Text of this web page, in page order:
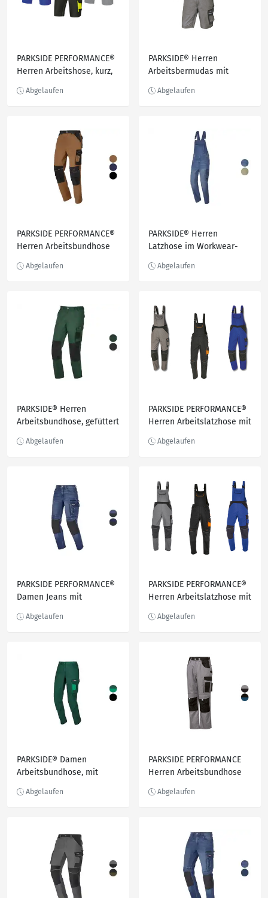
PARKSIDE PERFORMANCE®
Herren Arbeitshose, kurz,
PARKSIDE® Herren
Arbeitsbermudas mit
PARKSIDE PERFORMANCE®
Herren Arbeitsbundhose
PARKSIDE® Herren
Latzhose im Workwear-
PARKSIDE® Herren
Arbeitsbundhose, gefüttert
PARKSIDE PERFORMANCE®
Herren Arbeitslatzhose mit
PARKSIDE PERFORMANCE®
Damen Jeans mit
Knieverstärkung
PARKSIDE PERFORMANCE®
Herren Arbeitslatzhose mit
PARKSIDE® Damen
Arbeitsbundhose, mit
PARKSIDE PERFORMANCE
Herren Arbeitsbundhose
Taschen